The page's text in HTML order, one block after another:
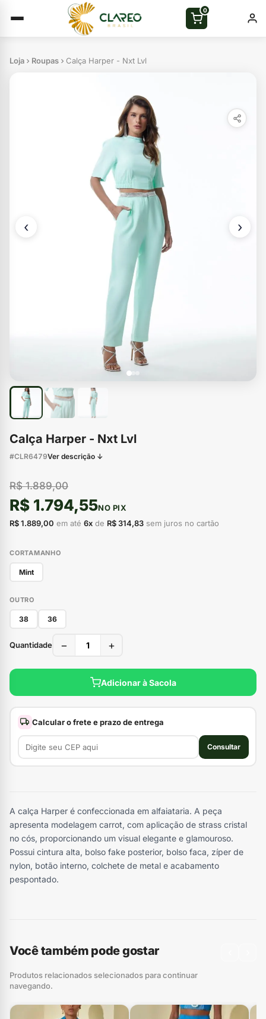
0
Loja Roupas Calça Harper - Nxt Lvl
‹ ›
Calça Harper - Nxt Lvl
#CLR6479Ver descrição ↓
R$ 1.889,00
R$ 1.794,55NO PIX
R$ 1.889,00 em até 6x de R$ 314,83 sem juros no cartão
CORTAMANHO
Mint
OUTRO
38 36
Quantidade − +
Adicionar à Sacola
Calcular o frete e prazo de entrega
Consultar
A calça Harper é confeccionada em alfaiataria. A peça
apresenta modelagem carrot, com aplicação de strass cristal
no cós, proporcionando um visual elegante e glamouroso.
Possui cintura alta, bolso fake posterior, bolso faca, zíper de
nylon, botão interno, colchete de metal e acabamento
pespontado.
Você também pode gostar
Produtos relacionados selecionados para continuar
navegando.